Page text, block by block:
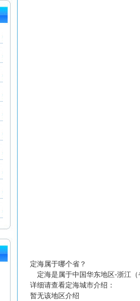
定海属于哪个省？
定海是属于中国华东地区-浙江（
详细请查看定海城市介绍：
暂无该地区介绍